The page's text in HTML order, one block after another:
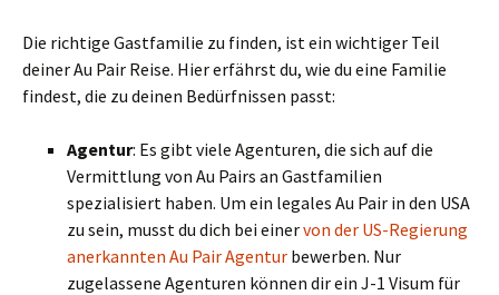
Die richtige Gastfamilie zu finden, ist ein wichtiger Teil
deiner Au Pair Reise. Hier erfährst du, wie du eine Familie
findest, die zu deinen Bedürfnissen passt:
Agentur: Es gibt viele Agenturen, die sich auf die
Vermittlung von Au Pairs an Gastfamilien
spezialisiert haben. Um ein legales Au Pair in den USA
zu sein, musst du dich bei einervon der US-Regierung
anerkannten Au Pair Agentur bewerben. Nur
zugelassene Agenturen können dir ein J-1 Visum für